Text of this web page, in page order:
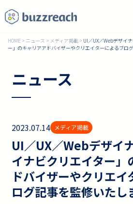
HOME > ニュース > メディア掲載 > UI／UX／Webデザイ
ー」のキャリアアドバイザーやクリエイターによるブロ
ニュース
2023.07.14 メディア掲載
UI／UX／Webデザイ
イナビクリエイター」
ドバイザーやクリエイ
ログ記事を監修いたし